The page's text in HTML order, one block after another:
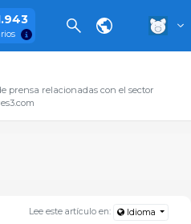
prensa relacionadas con el sector
Lee este artículo en: Idioma